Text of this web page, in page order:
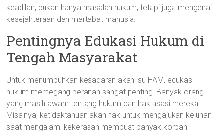
keadilan, bukan hanya masalah hukum, tetapi juga mengenai
kesejahteraan dan martabat manusia.
Pentingnya Edukasi Hukum di
Tengah Masyarakat
Untuk menumbuhkan kesadaran akan isu HAM, edukasi
hukum memegang peranan sangat penting. Banyak orang
yang masih awam tentang hukum dan hak asasi mereka.
Misalnya, ketidaktahuan akan hak untuk mengajukan keluhan
saat mengalami kekerasan membuat banyak korban